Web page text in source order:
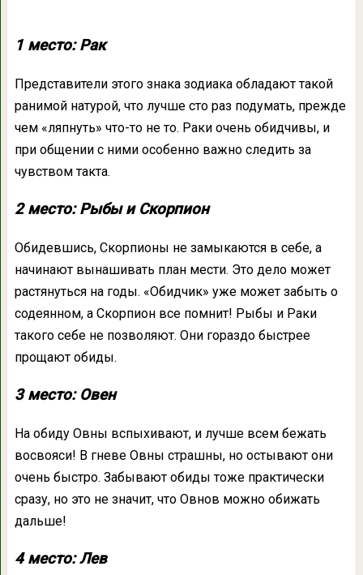
1 место: Рак
Представители этого знака зодиака обладают такой
ранимой натурой, что лучше сто раз подумать, прежде
чем «ляпнуть» что-то не то. Раки очень обидчивы, и
при общении с ними особенно важно следить за
чувством такта.
2 место: Рыбы и Скорпион
Обидевшись, Скорпионы не замыкаются в себе, а
начинают вынашивать план мести. Это дело может
растянуться на годы. «Обидчик» уже может забыть о
содеянном, а Скорпион все помнит! Рыбы и Раки
такого себе не позволяют. Они гораздо быстрее
прощают обиды.
3 место: Овен
На обиду Овны вспыхивают, и лучше всем бежать
восвояси! В гневе Овны страшны, но остывают они
очень быстро. Забывают обиды тоже практически
сразу, но это не значит, что Овнов можно обижать
дальше!
4 место: Лев